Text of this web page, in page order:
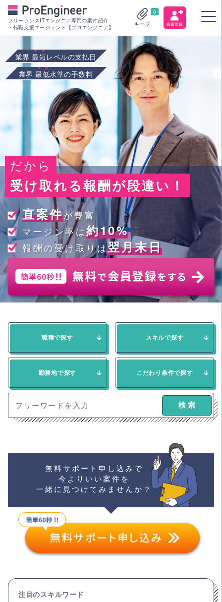
フリーランスITエンジニア専門の案件紹介
・転職支援エージェント【プロエンジニア】
0
キープ
業界最短レベルの支払日
業界最低水準の手数料
だから
受け取れる報酬が段違い！
直案件が豊富
マージン率は約10%
報酬の受け取りは翌月末日
職種で探す スキルで探す
勤務地で探す こだわり条件で探す
無料サポート申し込みで
今よりいい案件を
一緒に見つけてみませんか？
注目のスキルワード